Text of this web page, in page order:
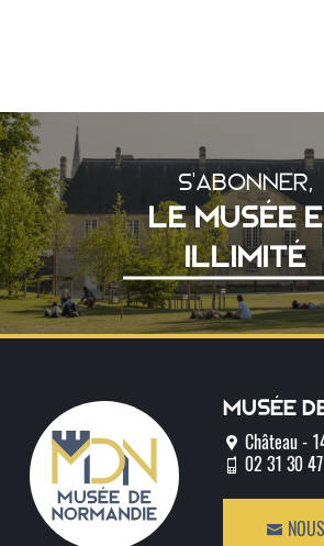
S'ABONNER,
LE MUSÉE
ILLIMITÉ
Musée
Château -
02 31 30